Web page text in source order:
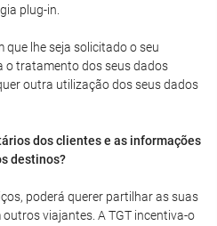
plug-in.
que lhe seja solicitado o seu
tratamento dos seus dados
outra utilização dos seus dados
dos clientes e as informações
destinos?
poderá querer partilhar as suas
viajantes. A TGT incentiva-o